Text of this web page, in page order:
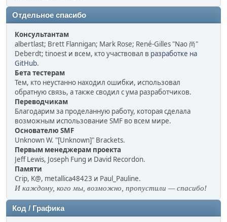
Отдельное спасибо
Консультантам
albertlast; Brett Flannigan; Mark Rose; René-Gilles "Nao 尚"
Deberdt; tinoest и всем, кто участвовал в разработке на
GitHub.
Бета тестерам
Тем, кто неустанно находил ошибки, использовал
обратную связь, а также сводил с ума разработчиков.
Переводчикам
Благодарим за проделанную работу, которая сделала
возможным использование SMF во всем мире.
Основателю SMF
Unknown W. "[Unknown]" Brackets.
Первым менеджерам проекта
Jeff Lewis, Joseph Fung и David Recordon.
Памяти
Crip, K@, metallica48423 и Paul_Pauline.
И каждому, кого мы, возможно, пропустили — спасибо!
Код / Графика